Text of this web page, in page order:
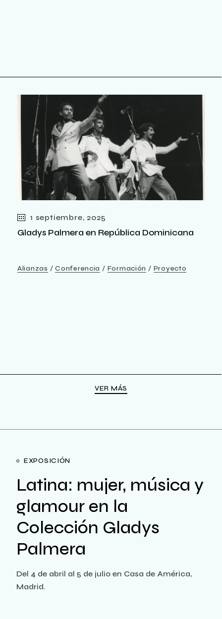
1 septiembre, 2025
Gladys Palmera en República Dominicana
Alianzas Conferencia Formación Proyecto
VER MÁS
EXPOSICIÓN
Latina: mujer, música y
glamour en la
Colección Gladys
Palmera
Del 4 de abril al 5 de julio en Casa de América,
Madrid.